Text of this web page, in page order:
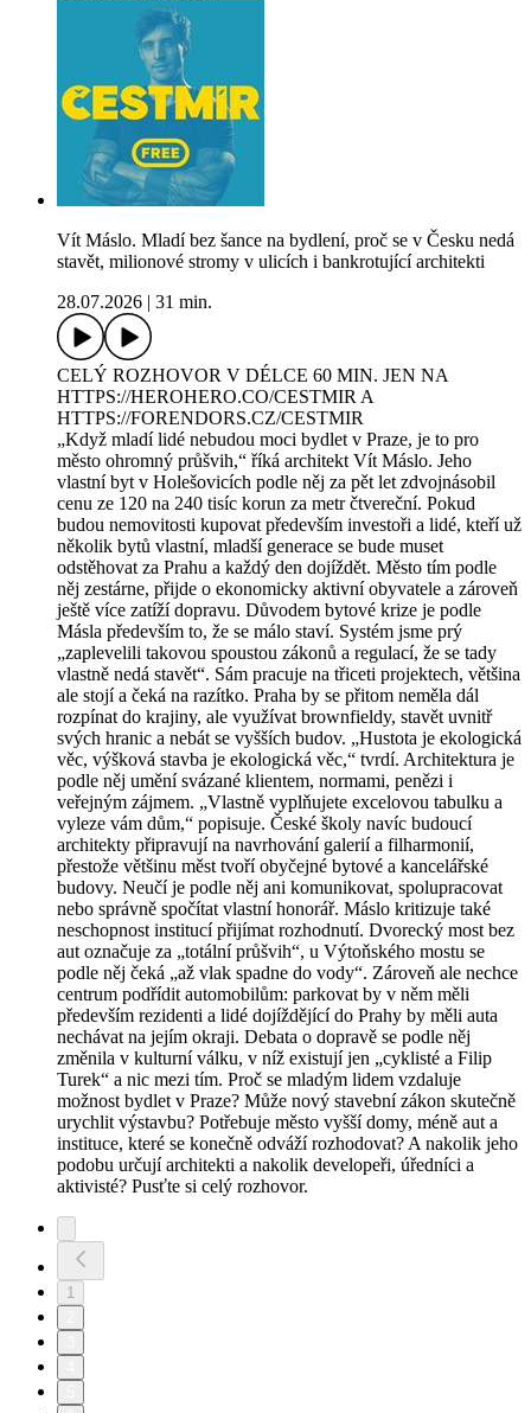
Vít Máslo. Mladí bez šance na bydlení, proč se v Česku nedá
stavět, milionové stromy v ulicích i bankrotující architekti
28.07.2026
31 min.
CELÝ ROZHOVOR V DÉLCE 60 MIN. JEN NA
⁠HTTPS://HEROHERO.CO/CESTMIR⁠⁠⁠⁠ A
⁠HTTPS://FORENDORS.CZ/CESTMIR
„Když mladí lidé nebudou moci bydlet v Praze, je to pro
město ohromný průšvih,“ říká architekt Vít Máslo. Jeho
vlastní byt v Holešovicích podle něj za pět let zdvojnásobil
cenu ze 120 na 240 tisíc korun za metr čtvereční. Pokud
budou nemovitosti kupovat především investoři a lidé, kteří už
několik bytů vlastní, mladší generace se bude muset
odstěhovat za Prahu a každý den dojíždět. Město tím podle
něj zestárne, přijde o ekonomicky aktivní obyvatele a zároveň
ještě více zatíží dopravu. Důvodem bytové krize je podle
Másla především to, že se málo staví. Systém jsme prý
„zaplevelili takovou spoustou zákonů a regulací, že se tady
vlastně nedá stavět“. Sám pracuje na třiceti projektech, většina
ale stojí a čeká na razítko. Praha by se přitom neměla dál
rozpínat do krajiny, ale využívat brownfieldy, stavět uvnitř
svých hranic a nebát se vyšších budov. „Hustota je ekologická
věc, výšková stavba je ekologická věc,“ tvrdí. Architektura je
podle něj umění svázané klientem, normami, penězi i
veřejným zájmem. „Vlastně vyplňujete excelovou tabulku a
vyleze vám dům,“ popisuje. České školy navíc budoucí
architekty připravují na navrhování galerií a filharmonií,
přestože většinu měst tvoří obyčejné bytové a kancelářské
budovy. Neučí je podle něj ani komunikovat, spolupracovat
nebo správně spočítat vlastní honorář. Máslo kritizuje také
neschopnost institucí přijímat rozhodnutí. Dvorecký most bez
aut označuje za „totální průšvih“, u Výtoňského mostu se
podle něj čeká „až vlak spadne do vody“. Zároveň ale nechce
centrum podřídit automobilům: parkovat by v něm měli
především rezidenti a lidé dojíždějící do Prahy by měli auta
nechávat na jejím okraji. Debata o dopravě se podle něj
změnila v kulturní válku, v níž existují jen „cyklisté a Filip
Turek“ a nic mezi tím. Proč se mladým lidem vzdaluje
možnost bydlet v Praze? Může nový stavební zákon skutečně
urychlit výstavbu? Potřebuje město vyšší domy, méně aut a
instituce, které se konečně odváží rozhodovat? A nakolik jeho
podobu určují architekti a nakolik developeři, úředníci a
aktivisté? Pusťte si celý rozhovor.
1